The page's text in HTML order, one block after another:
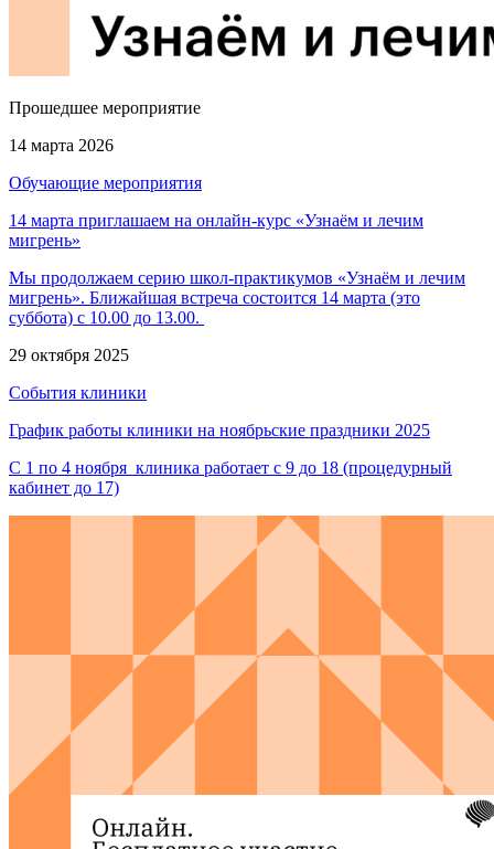
Прошедшее мероприятие
14 марта 2026
Обучающие мероприятия
14 марта приглашаем на онлайн-курс «Узнаём и лечим
мигрень»
Мы продолжаем серию школ-практикумов «Узнаём и лечим
мигрень». Ближайшая встреча состоится 14 марта (это
суббота) с 10.00 до 13.00.
29 октября 2025
События клиники
График работы клиники на ноябрьские праздники 2025
С 1 по 4 ноября клиника работает с 9 до 18 (процедурный
кабинет до 17)